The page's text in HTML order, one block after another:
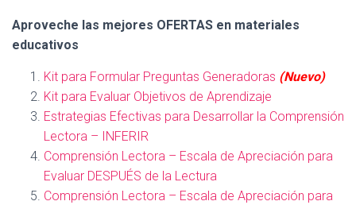
Aproveche las mejores OFERTAS en materiales
educativos
Kit para Formular Preguntas Generadoras (Nuevo)
Kit para Evaluar Objetivos de Aprendizaje
Estrategias Efectivas para Desarrollar la Comprensión
Lectora – INFERIR
Comprensión Lectora – Escala de Apreciación para
Evaluar DESPUÉS de la Lectura
Comprensión Lectora – Escala de Apreciación para